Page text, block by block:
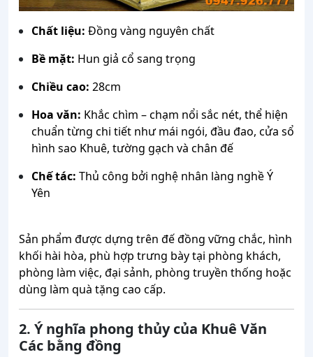
Chất liệu: Đồng vàng nguyên chất
Bề mặt: Hun giả cổ sang trọng
Chiều cao: 28cm
Hoa văn: Khắc chìm – chạm nổi sắc nét, thể hiện
chuẩn từng chi tiết như mái ngói, đầu đao, cửa sổ
hình sao Khuê, tường gạch và chân đế
Chế tác: Thủ công bởi nghệ nhân làng nghề Ý
Yên
Sản phẩm được dựng trên đế đồng vững chắc, hình
khối hài hòa, phù hợp trưng bày tại phòng khách,
phòng làm việc, đại sảnh, phòng truyền thống hoặc
dùng làm quà tặng cao cấp.
2. Ý nghĩa phong thủy của Khuê Văn
Các bằng đồng